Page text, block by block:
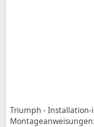
Triumph - Installation-